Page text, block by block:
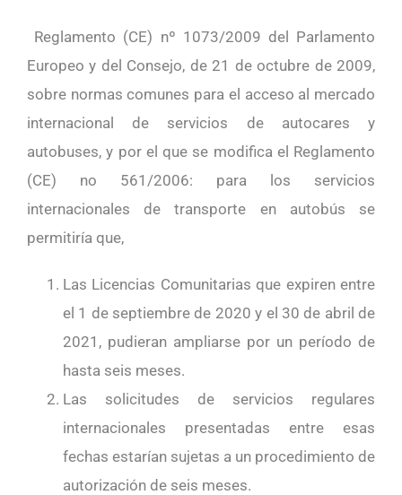
Reglamento (CE) nº 1073/2009 del Parlamento
Europeo y del Consejo, de 21 de octubre de 2009,
sobre normas comunes para el acceso al mercado
internacional de servicios de autocares y
autobuses, y por el que se modifica el Reglamento
(CE) no 561/2006: para los servicios
internacionales de transporte en autobús se
permitiría que,
Las Licencias Comunitarias que expiren entre
el 1 de septiembre de 2020 y el 30 de abril de
2021, pudieran ampliarse por un período de
hasta seis meses.
Las solicitudes de servicios regulares
internacionales presentadas entre esas
fechas estarían sujetas a un procedimiento de
autorización de seis meses.